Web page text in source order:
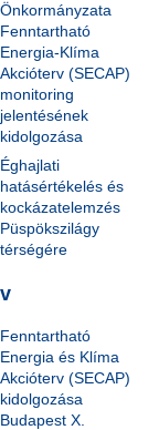
Önkormányzata
Fenntartható
Energia-Klíma
Akcióterv (SECAP)
monitoring
jelentésének
kidolgozása
Éghajlati
hatásértékelés és
kockázatelemzés
Püspökszilágy
térségére
Fenntartható
Energia és Klíma
Akcióterv (SECAP)
kidolgozása
Budapest X.